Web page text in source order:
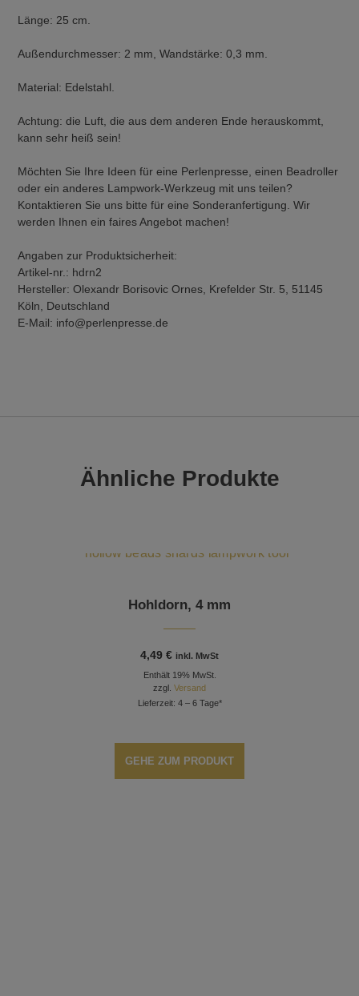
Länge: 25 cm.
Außendurchmesser: 2 mm, Wandstärke: 0,3 mm.
Material: Edelstahl.
Achtung: die Luft, die aus dem anderen Ende herauskommt,
kann sehr heiß sein!
Möchten Sie Ihre Ideen für eine Perlenpresse, einen Beadroller
oder ein anderes Lampwork-Werkzeug mit uns teilen?
Kontaktieren Sie uns bitte für eine Sonderanfertigung. Wir
werden Ihnen ein faires Angebot machen!
Angaben zur Produktsicherheit:
Artikel-nr.: hdrn2
Hersteller: Olexandr Borisovic Ornes, Krefelder Str. 5, 51145
Köln, Deutschland
E-Mail: info@perlenpresse.de
Ähnliche Produkte
Hohldorn, 4 mm
4,49€ inkl. MwSt
Enthält 19% MwSt.
zzgl.Versand
Lieferzeit: 4 – 6 Tage*
GEHE ZUM PRODUKT